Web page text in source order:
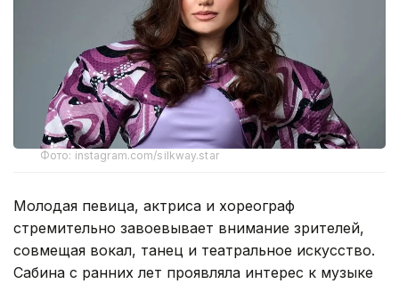
Фото: instagram.com/silkway.star
Молодая певица, актриса и хореограф
стремительно завоевывает внимание зрителей,
совмещая вокал, танец и театральное искусство.
Сабина с ранних лет проявляла интерес к музыке